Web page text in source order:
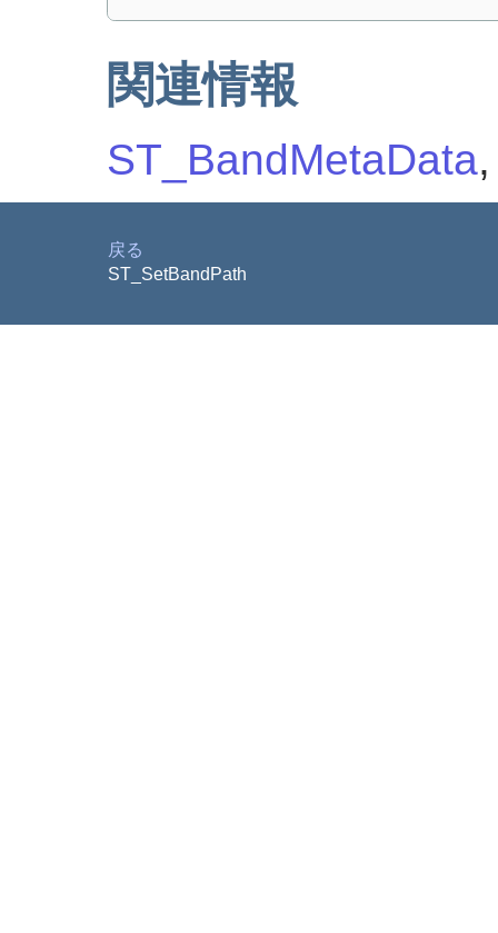
関連情報
ST_BandMetaData
戻る
ST_SetBandPath